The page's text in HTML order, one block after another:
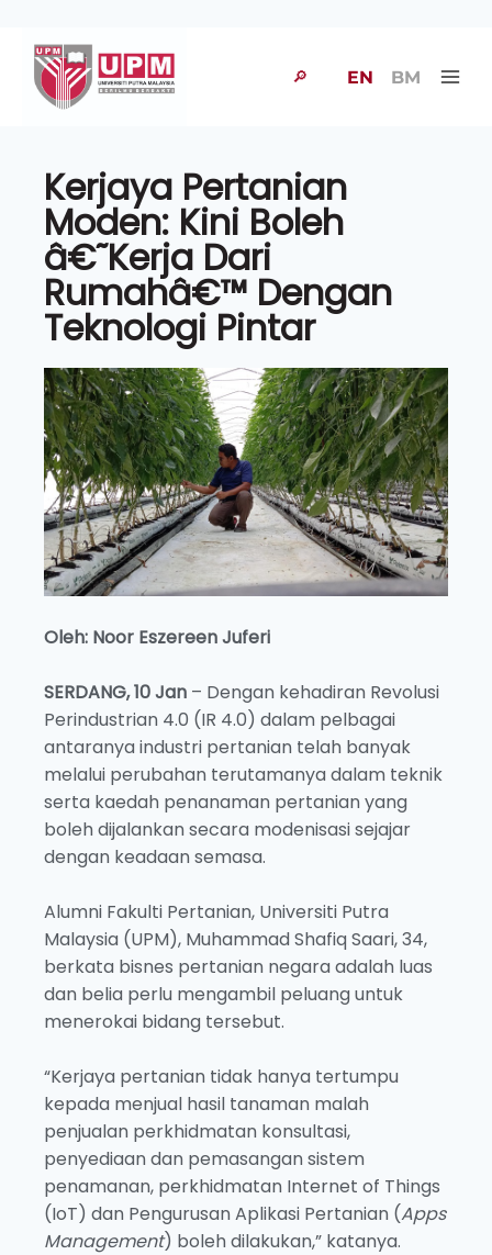
🔎 EN BM
Kerjaya Pertanian
Moden: Kini Boleh
â€˜Kerja Dari
Rumahâ€™ Dengan
Teknologi Pintar
Oleh: Noor Eszereen Juferi
SERDANG, 10 Jan – Dengan kehadiran Revolusi
Perindustrian 4.0 (IR 4.0) dalam pelbagai
antaranya industri pertanian telah banyak
melalui perubahan terutamanya dalam teknik
serta kaedah penanaman pertanian yang
boleh dijalankan secara modenisasi sejajar
dengan keadaan semasa.
Alumni Fakulti Pertanian, Universiti Putra
Malaysia (UPM), Muhammad Shafiq Saari, 34,
berkata bisnes pertanian negara adalah luas
dan belia perlu mengambil peluang untuk
menerokai bidang tersebut.
“Kerjaya pertanian tidak hanya tertumpu
kepada menjual hasil tanaman malah
penjualan perkhidmatan konsultasi,
penyediaan dan pemasangan sistem
penamanan, perkhidmatan Internet of Things
(IoT) dan Pengurusan Aplikasi Pertanian (Apps
Management) boleh dilakukan,” katanya.